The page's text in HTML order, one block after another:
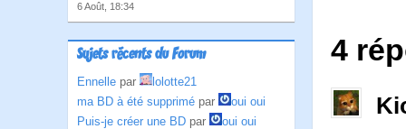
6 Août, 18:34
Sujets récents du Forum
Ennelle par
lolotte21
ma BD à été supprimé par
oui oui
Puis-je créer une BD par
oui oui
4